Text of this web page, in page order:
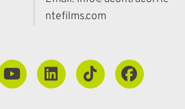
ntefilms.com